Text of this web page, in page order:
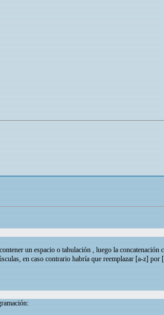
un espacio o tabulación , luego la concatenación
en caso contrario habría que reemplazar [a-z]